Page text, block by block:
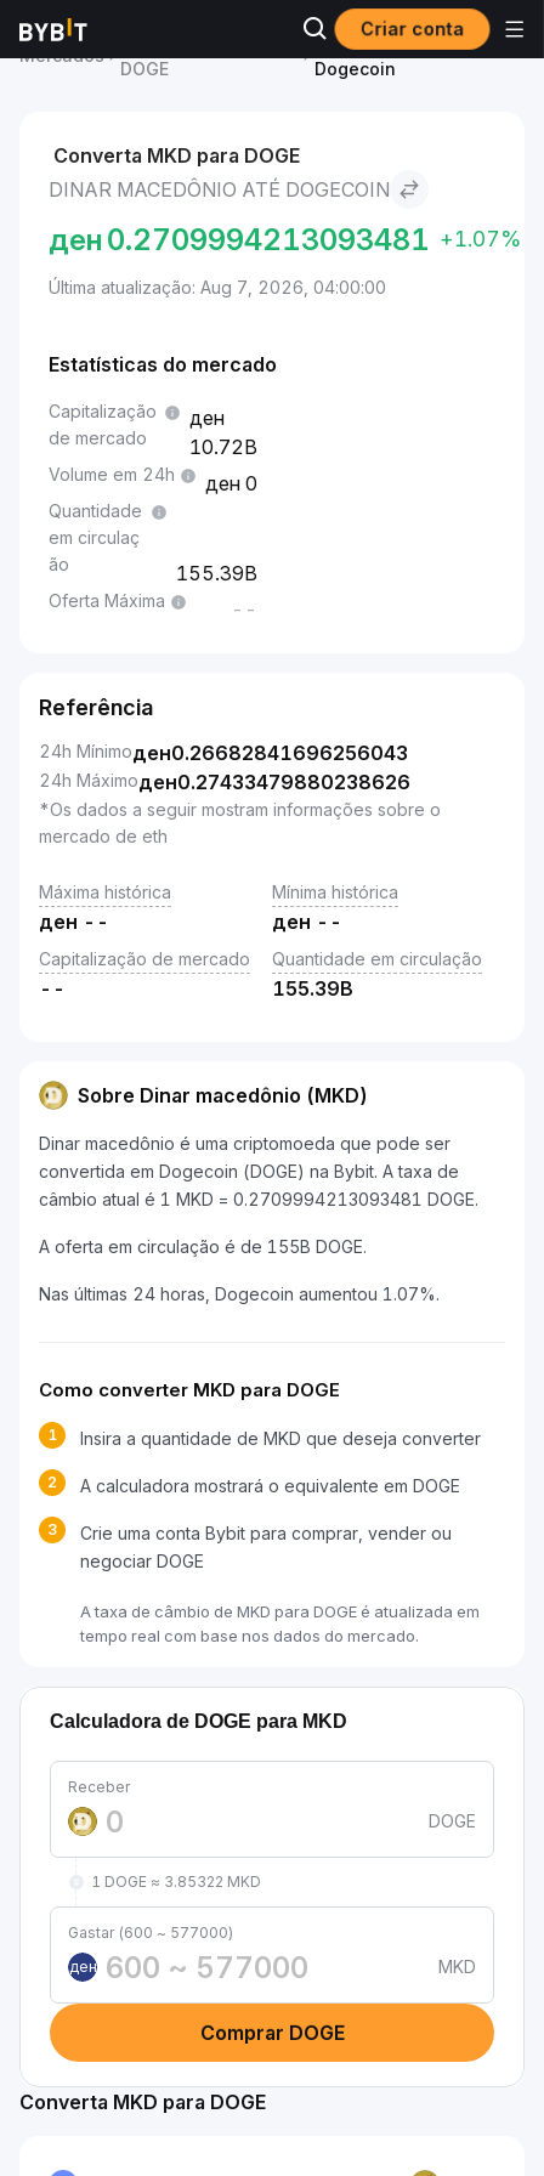
Criar conta
Mercados
DOGE
Dinar macedônio to
Dogecoin
Converta MKD para DOGE
DINAR MACEDÔNIO ATÉ DOGECOIN
ден 0.2709994213093481 +1.07%
Última atualização: Aug 7, 2026, 04:00:00
Estatísticas do mercado
Capitalização
de mercado
10.72B
Volume em 24h 0
Quantidade
em circulaç
ão
155.39B
Oferta Máxima --
Referência
24h Mínimoден0.26682841696256043
24h Máximoден0.27433479880238626
*Os dados a seguir mostram informações sobre o
mercado de eth
Máxima histórica
ден --
Mínima histórica
ден --
Capitalização de mercado
--
Quantidade em circulação
155.39B
Sobre Dinar macedônio (MKD)
Dinar macedônio é uma criptomoeda que pode ser
convertida em Dogecoin (DOGE) na Bybit. A taxa de
câmbio atual é 1 MKD = 0.2709994213093481 DOGE.
A oferta em circulação é de 155B DOGE.
Nas últimas 24 horas, Dogecoin aumentou 1.07%.
Como converter MKD para DOGE
1 Insira a quantidade de MKD que deseja converter
2 A calculadora mostrará o equivalente em DOGE
3
Crie uma conta Bybit para comprar, vender ou
negociar DOGE
A taxa de câmbio de MKD para DOGE é atualizada em
tempo real com base nos dados do mercado.
Calculadora de DOGE para MKD
Receber
DOGE
1 DOGE ≈ 3.85322 MKD
Gastar (600 ~ 577000)
ден
MKD
Comprar DOGE
Converta MKD para DOGE